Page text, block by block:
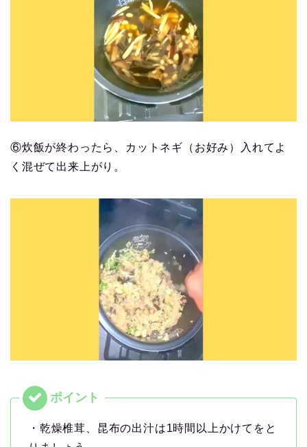
⑥炊飯が終わったら、カットネギ（お好み）入れてよ
く混ぜて出来上がり。
・乾燥椎茸、昆布の出汁は1時間以上かけてをと